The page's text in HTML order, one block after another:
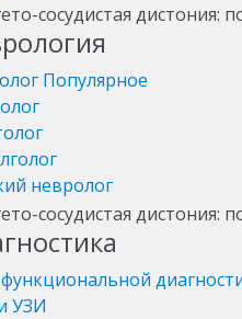
Популярное
невролог
УЗИ